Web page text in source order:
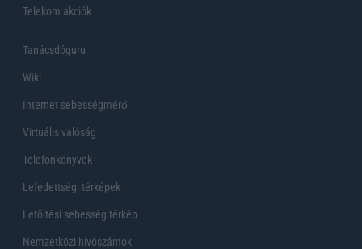
Telekom akciók
Tanácsdóguru
Wiki
Internet sebességmérő
Virtuális valóság
Telefonkönyvek
Lefedettségi térképek
Letöltési sebesség térkép
Nemzetközi hívószámok